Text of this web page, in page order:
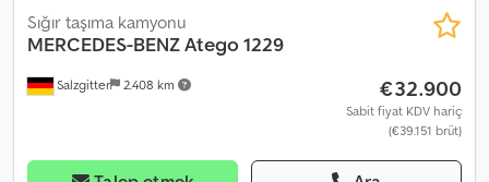
Salzgitter 2.408 km
Sığır taşıma kamyonu
MERCEDES-BENZAtego 1229
€32.900
Sabit fiyat KDV hariç
(€39.151 brüt)